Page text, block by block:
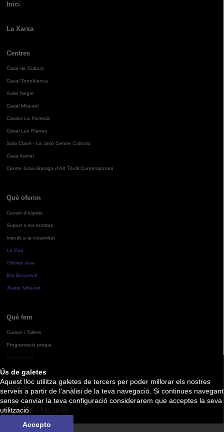
Ús de galetes
Aquest lloc utilitza galetes de tercers per poder millorar els nostres
serveis a partir de l'anàlisi de la teva navegació. Si continues navegant
sense canviar la teva configuració considerarem que acceptes la seva
utilització.
Accepto
Inici
La Xarxa
Centres
Casa de Cultura
Casal Torreblanca
Xalet Negre
Casal Mira-sol
Casino La Floresta
Casal Les Planes
Sala Clavé - La Unió Centre Cultural
Casa Aymat
Centre Grau-Garriga d'Art Tèxtil Contemporani
Què oferim
Cessió d'espais
Suport a les entitats
Impuls a la creativitat
La Pua
Oficina Jove
Bar Bocamoll
Teatre Mira-sol
Què fem
Cursos i Tallers
Programació pròpia
Agenda
CURSOS I TALLERS